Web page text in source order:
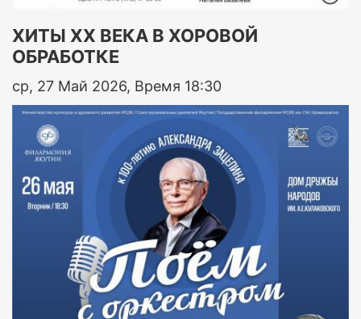
ХИТЫ ХХ ВЕКА В ХОРОВОЙ
ОБРАБОТКЕ
ср, 27 Май 2026, Время 18:30